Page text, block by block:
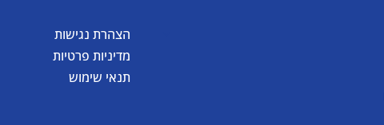
הצהרת נגישות
מדיניות פרטיות
תנאי שימוש